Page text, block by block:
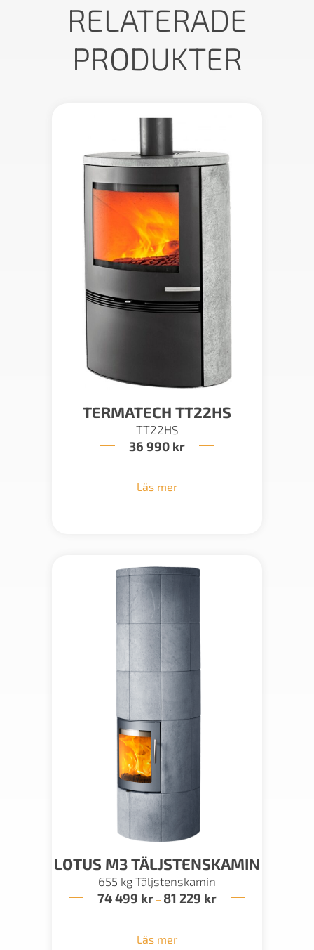
RELATERADE
PRODUKTER
TERMATECH TT22HS
TT22HS
36 990 kr
Läs mer
LOTUS M3 TÄLJSTENSKAMIN
655 kg Täljstenskamin
74 499 kr – 81 229 krPrisintervall:
Läs mer